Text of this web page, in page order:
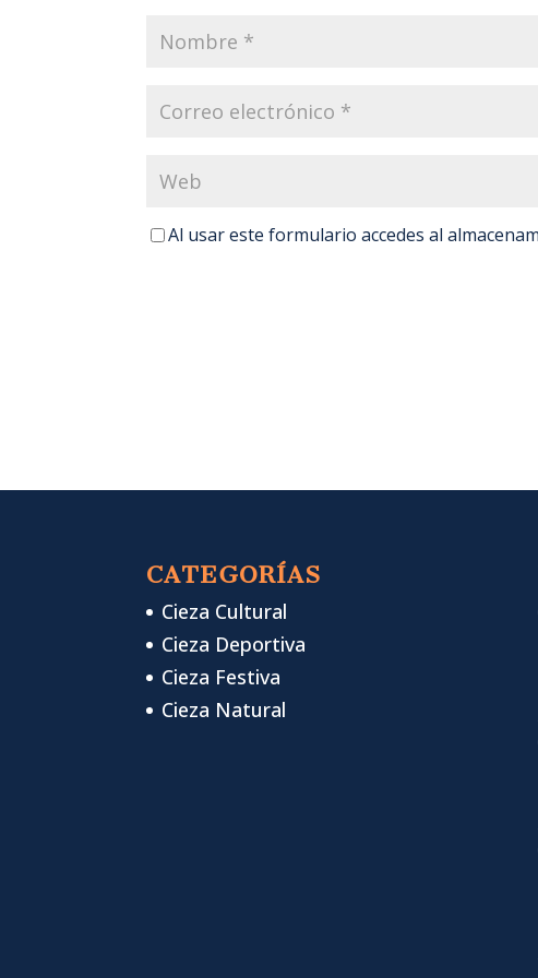
Al usar este formulario accedes al
CATEGORÍAS
Cieza Cultural
Cieza Deportiva
Cieza Festiva
Cieza Natural